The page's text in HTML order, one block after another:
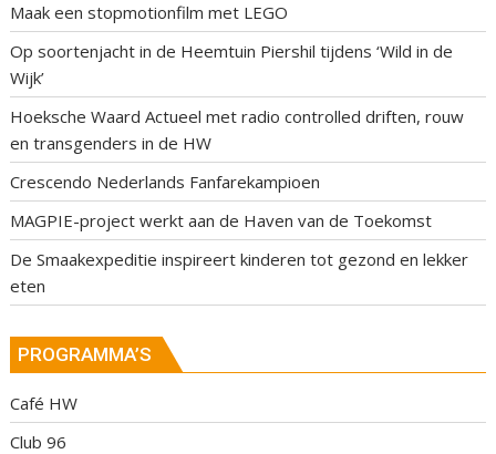
Maak een stopmotionfilm met LEGO
Op soortenjacht in de Heemtuin Piershil tijdens ‘Wild in de
Wijk’
Hoeksche Waard Actueel met radio controlled driften, rouw
en transgenders in de HW
Crescendo Nederlands Fanfarekampioen
MAGPIE-project werkt aan de Haven van de Toekomst
De Smaakexpeditie inspireert kinderen tot gezond en lekker
eten
PROGRAMMA’S
Café HW
Club 96